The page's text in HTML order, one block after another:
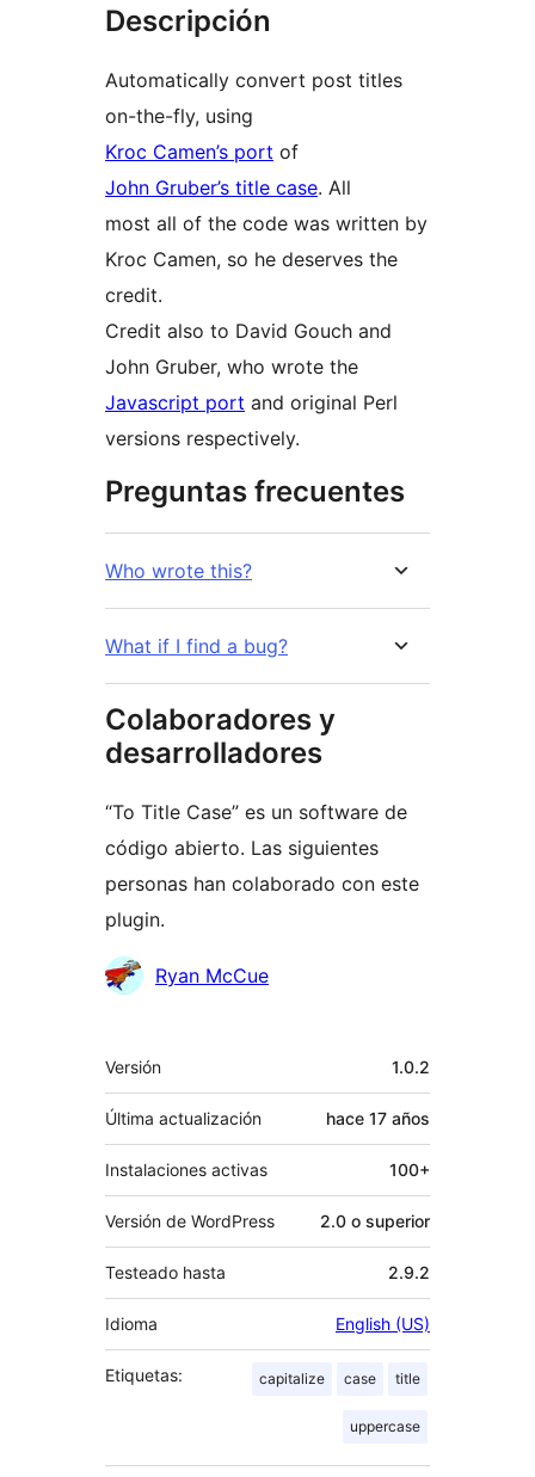
Descripción
Automatically convert post titles
on-the-fly, using
Kroc Camen’s port of
John Gruber’s title case. All
most all of the code was written by
Kroc Camen, so he deserves the
credit.
Credit also to David Gouch and
John Gruber, who wrote the
Javascript port and original Perl
versions respectively.
Preguntas frecuentes
Who wrote this?
What if I find a bug?
Colaboradores y
desarrolladores
“To Title Case” es un software de
código abierto. Las siguientes
personas han colaborado con este
plugin.
Colaboradores
Ryan McCue
Meta
Versión 1.0.2
Última actualización hace 17 años
Instalaciones activas 100+
Versión de WordPress 2.0 o superior
Testeado hasta 2.9.2
Idioma English (US)
Etiquetas: capitalize case title
uppercase